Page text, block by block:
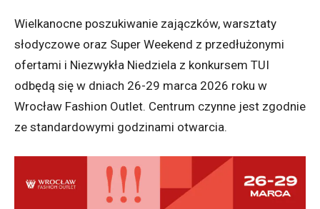
Wielkanocne poszukiwanie zajączków, warsztaty
słodyczowe oraz Super Weekend z przedłużonymi
ofertami i Niezwykła Niedziela z konkursem TUI
odbędą się w dniach 26-29 marca 2026 roku w
Wrocław Fashion Outlet. Centrum czynne jest zgodnie
ze standardowymi godzinami otwarcia.